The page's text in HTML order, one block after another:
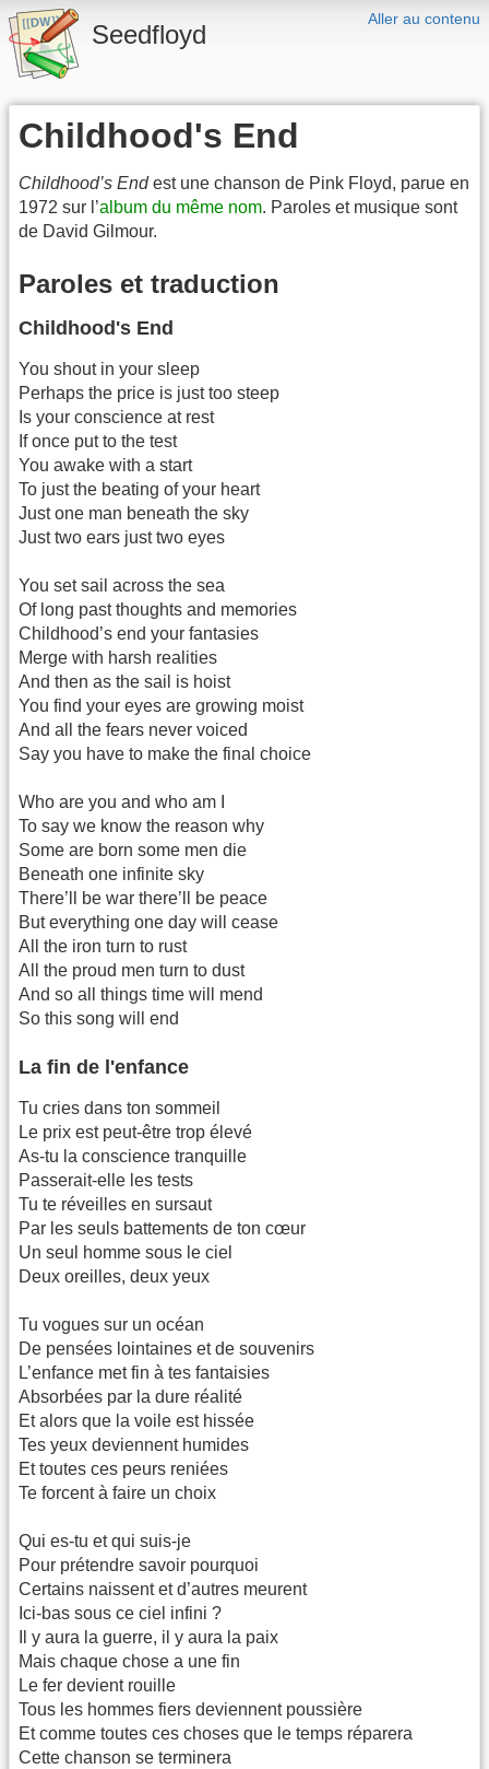
Aller au contenu
Seedfloyd
Childhood's End
Childhood’s Endest une chanson de Pink Floyd, parue en
1972 sur l’album du même nom. Paroles et musique sont
de David Gilmour.
Paroles et traduction
Childhood's End
You shout in your sleep
Perhaps the price is just too steep
Is your conscience at rest
If once put to the test
You awake with a start
To just the beating of your heart
Just one man beneath the sky
Just two ears just two eyes
You set sail across the sea
Of long past thoughts and memories
Childhood’s end your fantasies
Merge with harsh realities
And then as the sail is hoist
You find your eyes are growing moist
And all the fears never voiced
Say you have to make the final choice
Who are you and who am I
To say we know the reason why
Some are born some men die
Beneath one infinite sky
There’ll be war there’ll be peace
But everything one day will cease
All the iron turn to rust
All the proud men turn to dust
And so all things time will mend
So this song will end
La fin de l'enfance
Tu cries dans ton sommeil
Le prix est peut-être trop élevé
As-tu la conscience tranquille
Passerait-elle les tests
Tu te réveilles en sursaut
Par les seuls battements de ton cœur
Un seul homme sous le ciel
Deux oreilles, deux yeux
Tu vogues sur un océan
De pensées lointaines et de souvenirs
L’enfance met fin à tes fantaisies
Absorbées par la dure réalité
Et alors que la voile est hissée
Tes yeux deviennent humides
Et toutes ces peurs reniées
Te forcent à faire un choix
Qui es-tu et qui suis-je
Pour prétendre savoir pourquoi
Certains naissent et d’autres meurent
Ici-bas sous ce ciel infini ?
Il y aura la guerre, il y aura la paix
Mais chaque chose a une fin
Le fer devient rouille
Tous les hommes fiers deviennent poussière
Et comme toutes ces choses que le temps réparera
Cette chanson se terminera